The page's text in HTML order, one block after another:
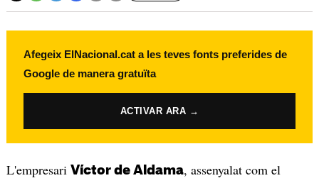
Afegeix ElNacional.cat a les teves fonts preferides de
Google de manera gratuïta
ACTIVAR ARA →
L'empresari Víctor de Aldama, assenyalat com el